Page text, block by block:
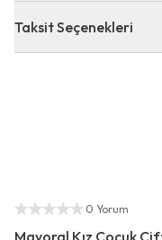
Taksit Seçenekleri
Yetkili Satıcı
0 Yorum
Mayoral Kız Çocuk